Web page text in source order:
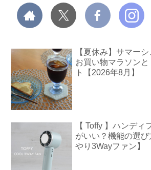
【夏休み】サマー
お買い物マラソン
ト【2026年8月】
【 Toffy 】ハンデ
がいい？機能の選
やり3Wayファン】